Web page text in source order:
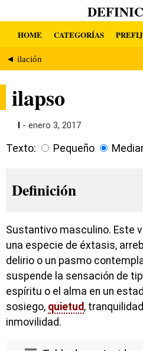
HOME CATEGORÍAS
◄ ilación
ilapso
I - enero 3, 2017
Texto: Pequeño
Definición
Sustantivo masculino. Este
una especie de éxtasis,
delirio o un pasmo
suspende la sensación de
espíritu o el alma en un
sosiego, quietud,
inmovilidad.